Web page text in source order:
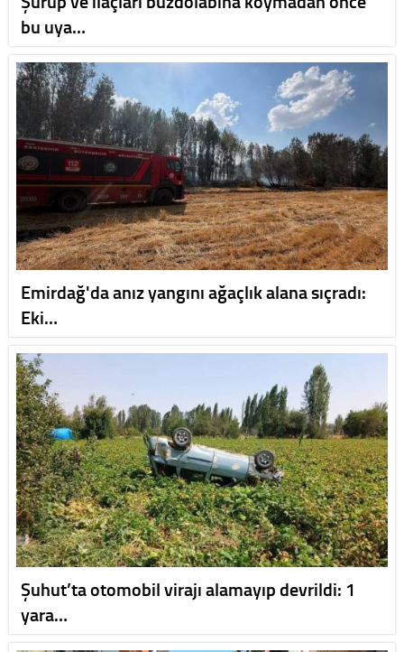
bu uya…
Emirdağ'da anız yangını ağaçlık alana sıçradı:
Eki…
Şuhut’ta otomobil virajı alamayıp devrildi: 1
yara…